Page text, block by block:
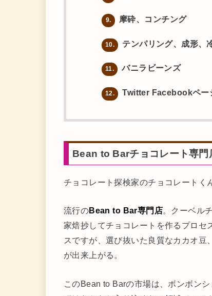
9. 摩砕、コンチング
10. テンパリング、成形、
11. バニラビーンズ
12. Twitter Facebookペー
Bean to Barチョコレート専門
チョコレート探検家のチョコレートく
流行のBean to Bar専門店。クーベル
家焙抄してチョコレートを作るプロセ
スですが、選び抜いた良質なカカオ豆
が出来上がる。
このBean to Barの市場は、ボンボン